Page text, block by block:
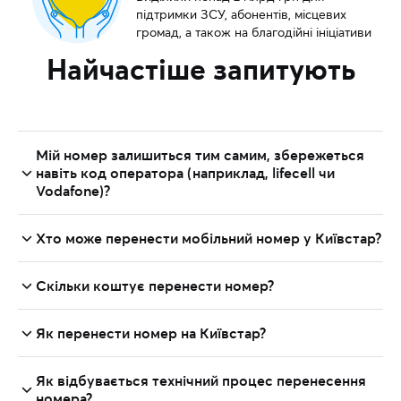
підтримки ЗСУ, абонентів, місцевих
громад, а також на благодійні ініціативи
Найчастіше запитують
Мій номер залишиться тим самим, збережеться
навіть код оператора (наприклад, lifecell чи
Vodafone)?
Так. Перенесення мобільних номерів (Mobile
свій номер, у тому числі код (наприклад, 093,
050, 095 та ін.)
Хто може перенести мобільний номер у Київстар?
Абоненти передплати та контрактні,
lifecell
Скільки коштує перенести номер?
Якщо ви вибрали передплатний тариф і
Як перенести номер на Київстар?
Подайте заявку
Як відбувається технічний процес перенесення